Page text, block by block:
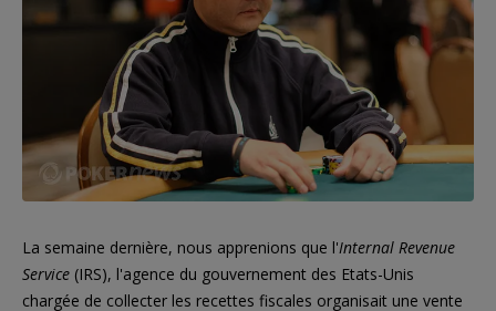
La semaine dernière, nous apprenions que l'Internal Revenue
Service (IRS), l'agence du gouvernement des Etats-Unis
chargée de collecter les recettes fiscales organisait une vente